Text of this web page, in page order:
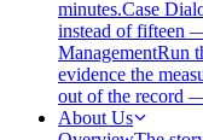
minutes.Case
instead of fifteen
ManagementRun
evidence the
out of the record
About Us